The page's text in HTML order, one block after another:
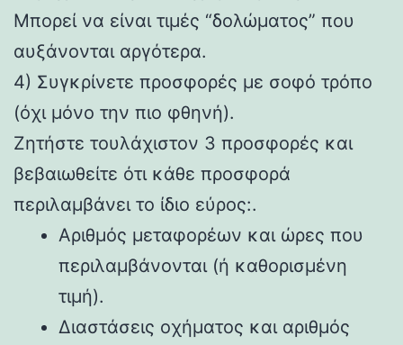
Μπορεί να είναι τιμές “δολώματος” που
αυξάνονται αργότερα.
4) Συγκρίνετε προσφορές με σοφό τρόπο
(όχι μόνο την πιο φθηνή).
Ζητήστε τουλάχιστον 3 προσφορές και
βεβαιωθείτε ότι κάθε προσφορά
περιλαμβάνει το ίδιο εύρος:.
Αριθμός μεταφορέων και ώρες που
περιλαμβάνονται (ή καθορισμένη
τιμή).
Διαστάσεις οχήματος και αριθμός